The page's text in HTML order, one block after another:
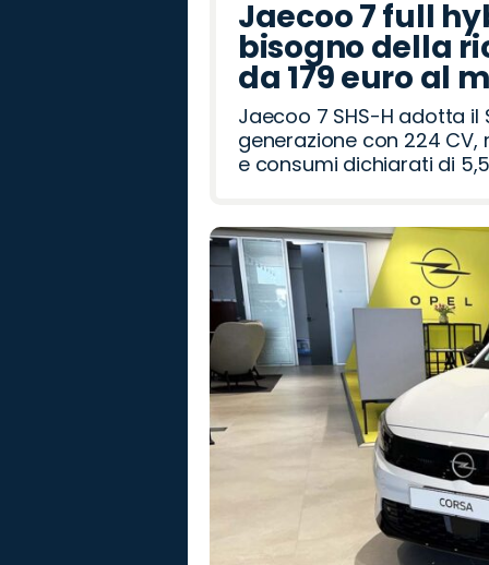
Jaecoo 7 full
bisogno della
da 179 euro al
Jaecoo 7 SHS-H adotta il
generazione con 224 CV,
e consumi dichiarati di